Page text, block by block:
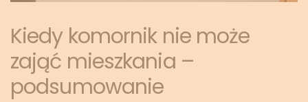
Kiedy komornik nie może
zająć mieszkania –
podsumowanie